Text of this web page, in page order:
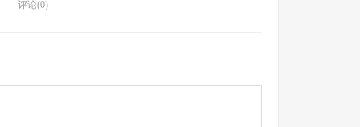
评论(0)